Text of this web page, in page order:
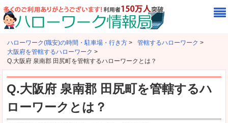
ハローワーク(職安)の時間・駐車場・行き方 > 管轄するハローワーク >
大阪府を管轄するハローワーク >
Q.大阪府 泉南郡 田尻町を管轄するハローワークとは？
Q.大阪府 泉南郡 田尻町を管轄するハ
ローワークとは？